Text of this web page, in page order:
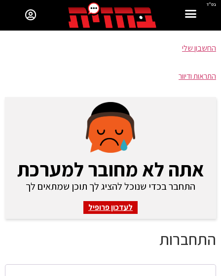
בס"ד
החשבון שלי
התראות ודיוור
אתה לא מחובר למערכת
התחבר בכדי שנוכל להציג לך תוכן שמתאים לך
לעדכון פרופיל
התחברות